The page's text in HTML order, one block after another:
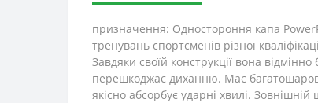
призначення: Одностороння капа
тренувань спортсменів різної
Завдяки своїй конструкції вона
перешкоджає диханню. Має
якісно абсорбує ударні хвилі.